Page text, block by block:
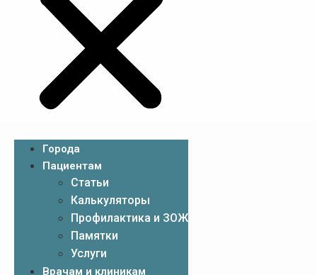
Города
Пациентам
Статьи
Калькуляторы
Профилактика и ЗОЖ
Памятки
Услуги
Врачам и клиникам